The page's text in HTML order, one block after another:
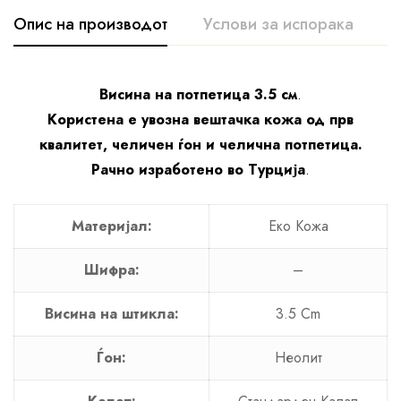
Опис на производот Услови за испорака
Висина на потпетица 3.5 см.
Користена е увозна вештачка кожа од прв
квалитет, челичен ѓон и челична потпетица.
Рачно изработено во Турција.
Материјал: Еко Кожа
Шифра: –
Висина на штикла: 3.5 Cm
Ѓон: Неолит